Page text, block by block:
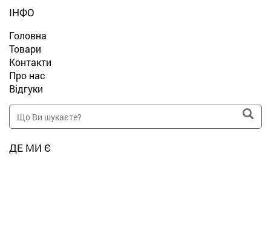
ІНФО
Головна
Товари
Контакти
Про нас
Відгуки
ДЕ МИ Є